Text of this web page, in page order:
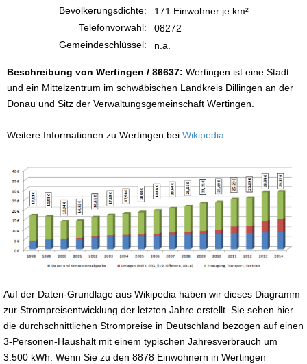
Bevölkerungsdichte:
171 Einwohner je km²
Telefonvorwahl:
08272
Gemeindeschlüssel:
n.a.
Beschreibung von Wertingen / 86637: Wertingen ist eine Stadt
und ein Mittelzentrum im schwäbischen Landkreis Dillingen an der
Donau und Sitz der Verwaltungsgemeinschaft Wertingen.
Weitere Informationen zu Wertingen bei Wikipedia
Auf der Daten-Grundlage aus Wikipedia haben wir dieses Diagramm
zur Strompreisentwicklung der letzten Jahre erstellt. Sie sehen hier
die durchschnittlichen Strompreise in Deutschland bezogen auf einen
3-Personen-Haushalt mit einem typischen Jahresverbrauch um
3.500 kWh. Wenn Sie zu den 8878 Einwohnern in Wertingen